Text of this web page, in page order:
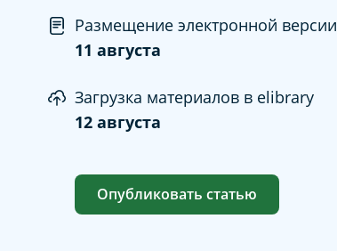
Размещение электронной версии
11 августа
Загрузка материалов в elibrary
12 августа
Опубликовать статью